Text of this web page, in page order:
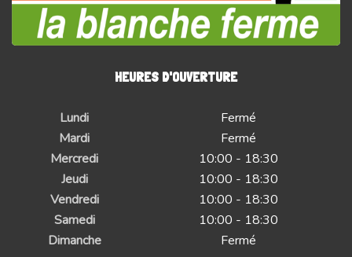
HEURES D'OUVERTURE
Lundi
Fermé
Mardi
Fermé
Mercredi
10:00 - 18:30
Jeudi
10:00 - 18:30
Vendredi
10:00 - 18:30
Samedi
10:00 - 18:30
Dimanche
Fermé